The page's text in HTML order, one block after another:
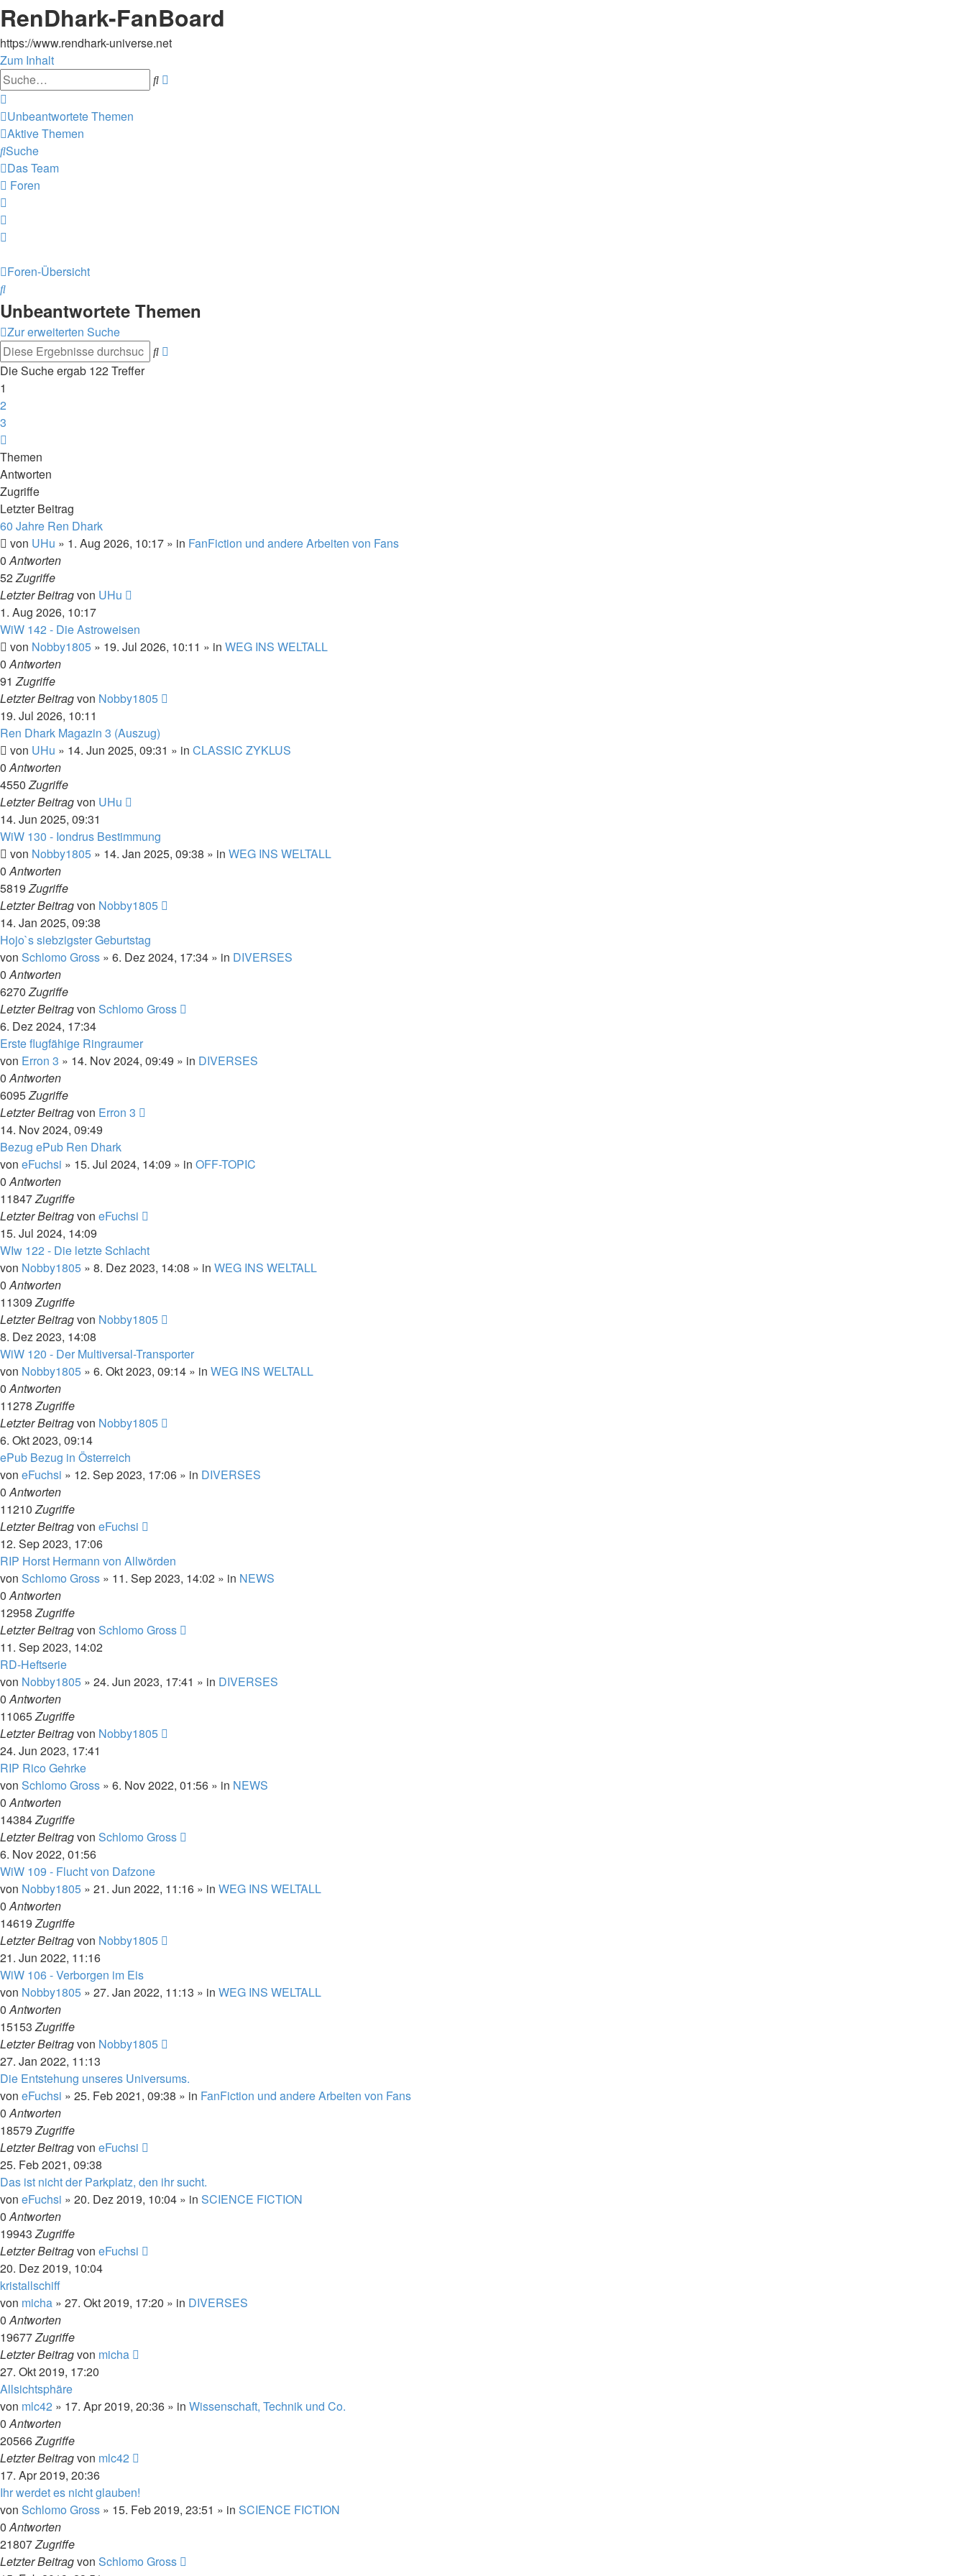
RenDhark-FanBoard
https://www.rendhark-universe.net
Zum Inhalt
Suche
Unbeantwortete Themen
Aktive Themen
Suche
Das Team
Foren
Foren-Übersicht
Suche
Unbeantwortete Themen
Zur erweiterten Suche
Suche
Die Suche ergab 122 Treffer
1
2
3
Themen
Antworten
Zugriffe
Letzter Beitrag
60 Jahre Ren Dhark
von UHu » 1. Aug 2026, 10:17 » in FanFiction und andere Arbeiten von Fans
0Antworten
52Zugriffe
Letzter Beitragvon UHu
1. Aug 2026, 10:17
WiW 142 - Die Astroweisen
von Nobby1805 » 19. Jul 2026, 10:11 » in WEG INS WELTALL
0Antworten
91Zugriffe
Letzter Beitragvon Nobby1805
19. Jul 2026, 10:11
Ren Dhark Magazin 3 (Auszug)
von UHu » 14. Jun 2025, 09:31 » in CLASSIC ZYKLUS
0Antworten
4550Zugriffe
Letzter Beitragvon UHu
14. Jun 2025, 09:31
WiW 130 - Iondrus Bestimmung
von Nobby1805 » 14. Jan 2025, 09:38 » in WEG INS WELTALL
0Antworten
5819Zugriffe
Letzter Beitragvon Nobby1805
14. Jan 2025, 09:38
Hojo`s siebzigster Geburtstag
von Schlomo Gross » 6. Dez 2024, 17:34 » in DIVERSES
0Antworten
6270Zugriffe
Letzter Beitragvon Schlomo Gross
6. Dez 2024, 17:34
Erste flugfähige Ringraumer
von Erron 3 » 14. Nov 2024, 09:49 » in DIVERSES
0Antworten
6095Zugriffe
Letzter Beitragvon Erron 3
14. Nov 2024, 09:49
Bezug ePub Ren Dhark
von eFuchsi » 15. Jul 2024, 14:09 » in OFF-TOPIC
0Antworten
11847Zugriffe
Letzter Beitragvon eFuchsi
15. Jul 2024, 14:09
WIw 122 - Die letzte Schlacht
von Nobby1805 » 8. Dez 2023, 14:08 » in WEG INS WELTALL
0Antworten
11309Zugriffe
Letzter Beitragvon Nobby1805
8. Dez 2023, 14:08
WiW 120 - Der Multiversal-Transporter
von Nobby1805 » 6. Okt 2023, 09:14 » in WEG INS WELTALL
0Antworten
11278Zugriffe
Letzter Beitragvon Nobby1805
6. Okt 2023, 09:14
ePub Bezug in Österreich
von eFuchsi » 12. Sep 2023, 17:06 » in DIVERSES
0Antworten
11210Zugriffe
Letzter Beitragvon eFuchsi
12. Sep 2023, 17:06
RIP Horst Hermann von Allwörden
von Schlomo Gross » 11. Sep 2023, 14:02 » in NEWS
0Antworten
12958Zugriffe
Letzter Beitragvon Schlomo Gross
11. Sep 2023, 14:02
RD-Heftserie
von Nobby1805 » 24. Jun 2023, 17:41 » in DIVERSES
0Antworten
11065Zugriffe
Letzter Beitragvon Nobby1805
24. Jun 2023, 17:41
RIP Rico Gehrke
von Schlomo Gross » 6. Nov 2022, 01:56 » in NEWS
0Antworten
14384Zugriffe
Letzter Beitragvon Schlomo Gross
6. Nov 2022, 01:56
WiW 109 - Flucht von Dafzone
von Nobby1805 » 21. Jun 2022, 11:16 » in WEG INS WELTALL
0Antworten
14619Zugriffe
Letzter Beitragvon Nobby1805
21. Jun 2022, 11:16
WiW 106 - Verborgen im Eis
von Nobby1805 » 27. Jan 2022, 11:13 » in WEG INS WELTALL
0Antworten
15153Zugriffe
Letzter Beitragvon Nobby1805
27. Jan 2022, 11:13
Die Entstehung unseres Universums.
von eFuchsi » 25. Feb 2021, 09:38 » in FanFiction und andere Arbeiten von Fans
0Antworten
18579Zugriffe
Letzter Beitragvon eFuchsi
25. Feb 2021, 09:38
Das ist nicht der Parkplatz, den ihr sucht.
von eFuchsi » 20. Dez 2019, 10:04 » in SCIENCE FICTION
0Antworten
19943Zugriffe
Letzter Beitragvon eFuchsi
20. Dez 2019, 10:04
kristallschiff
von micha » 27. Okt 2019, 17:20 » in DIVERSES
0Antworten
19677Zugriffe
Letzter Beitragvon micha
27. Okt 2019, 17:20
Allsichtsphäre
von mlc42 » 17. Apr 2019, 20:36 » in Wissenschaft, Technik und Co.
0Antworten
20566Zugriffe
Letzter Beitragvon mlc42
17. Apr 2019, 20:36
Ihr werdet es nicht glauben!
von Schlomo Gross » 15. Feb 2019, 23:51 » in SCIENCE FICTION
0Antworten
21807Zugriffe
Letzter Beitragvon Schlomo Gross